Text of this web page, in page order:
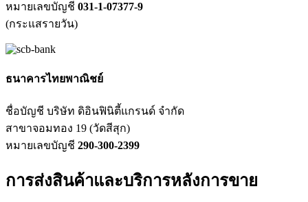
หมายเลขบัญชี 031-1-07377-9
(กระแสรายวัน)
ธนาคารไทยพาณิชย์
ชื่อบัญชี บริษัท ดิอินฟินิตี้แกรนด์ จำกัด
สาขาจอมทอง 19 (วัดสีสุก)
หมายเลขบัญชี 290-300-2399
การส่งสินค้าและบริการหลังการขาย